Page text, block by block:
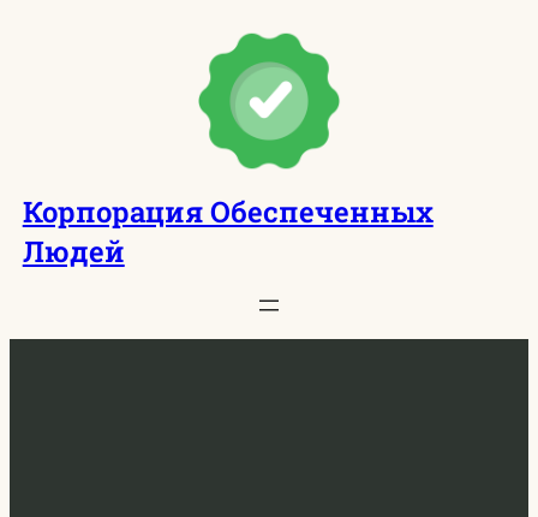
Корпорация Обеспеченных
Людей